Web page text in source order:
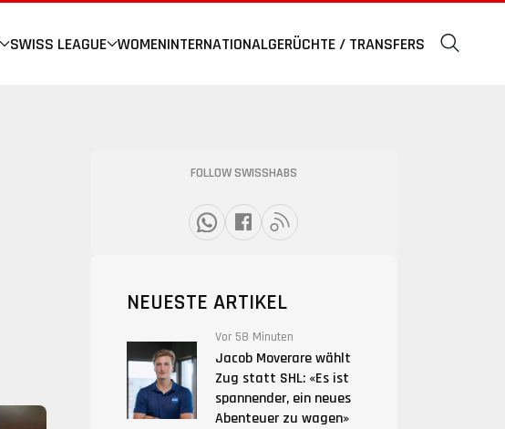
SWISS LEAGUE WOMENINTERNATIONALGERÜCHTE / TRANSFERS
FOLLOW SWISSHABS
NEUESTE ARTIKEL
Vor 58 Minuten
Jacob Moverare wählt
Zug statt SHL: «Es ist
spannender, ein neues
Abenteuer zu wagen»